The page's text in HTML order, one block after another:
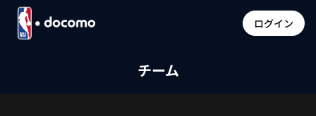
ログイン
チーム